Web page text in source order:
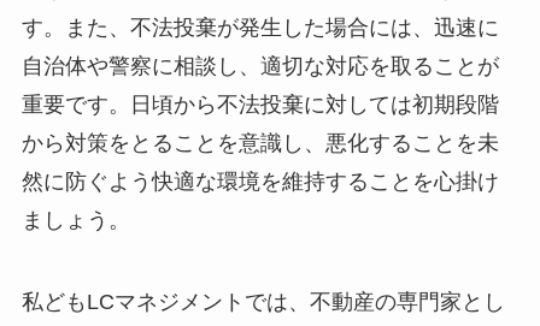
す。また、不法投棄が発生した場合には、迅速に
自治体や警察に相談し、適切な対応を取ることが
重要です。日頃から不法投棄に対しては初期段階
から対策をとることを意識し、悪化することを未
然に防ぐよう快適な環境を維持することを心掛け
ましょう。
私どもLCマネジメントでは、不動産の専門家とし